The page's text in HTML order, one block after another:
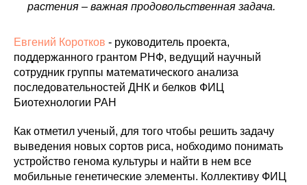
растения – важная продовольственная задача.
Евгений Коротков - руководитель проекта,
поддержанного грантом РНФ, ведущий научный
сотрудник группы математического анализа
последовательностей ДНК и белков ФИЦ
Биотехнологии РАН
Как отметил ученый, для того чтобы решить задачу
выведения новых сортов риса, нобходимо понимать
устройство генома культуры и найти в нем все
мобильные генетические элементы. Коллективу ФИЦ